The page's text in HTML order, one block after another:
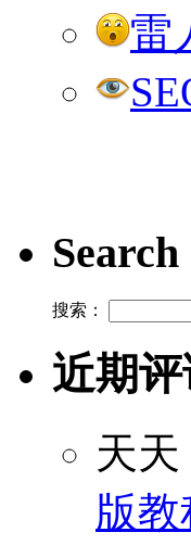
雷
Search
搜索：
近期
天天
版教